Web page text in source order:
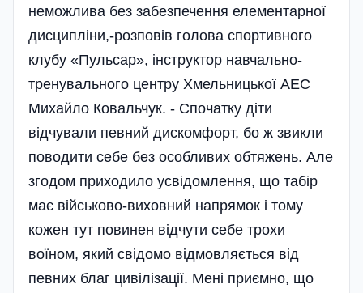
неможлива без забезпе­чення елементарної
дисципліни,-розповів голова спортивного
клубу «Пульсар», ін­структор навчально-
тренувального центру Хмельницької АЕС
Михай­ло Ковальчук. - Спочатку діти
відчували певний дискомфорт, бо ж звикли
поводити себе без особливих обтяжень. Але
згодом приходило усвідомлення, що табір
має військово-виховний напрямок і тому
кожен тут повинен відчути себе трохи
воїном, який свідомо відмовляється від
певних благ цивілізації. Мені приємно, що